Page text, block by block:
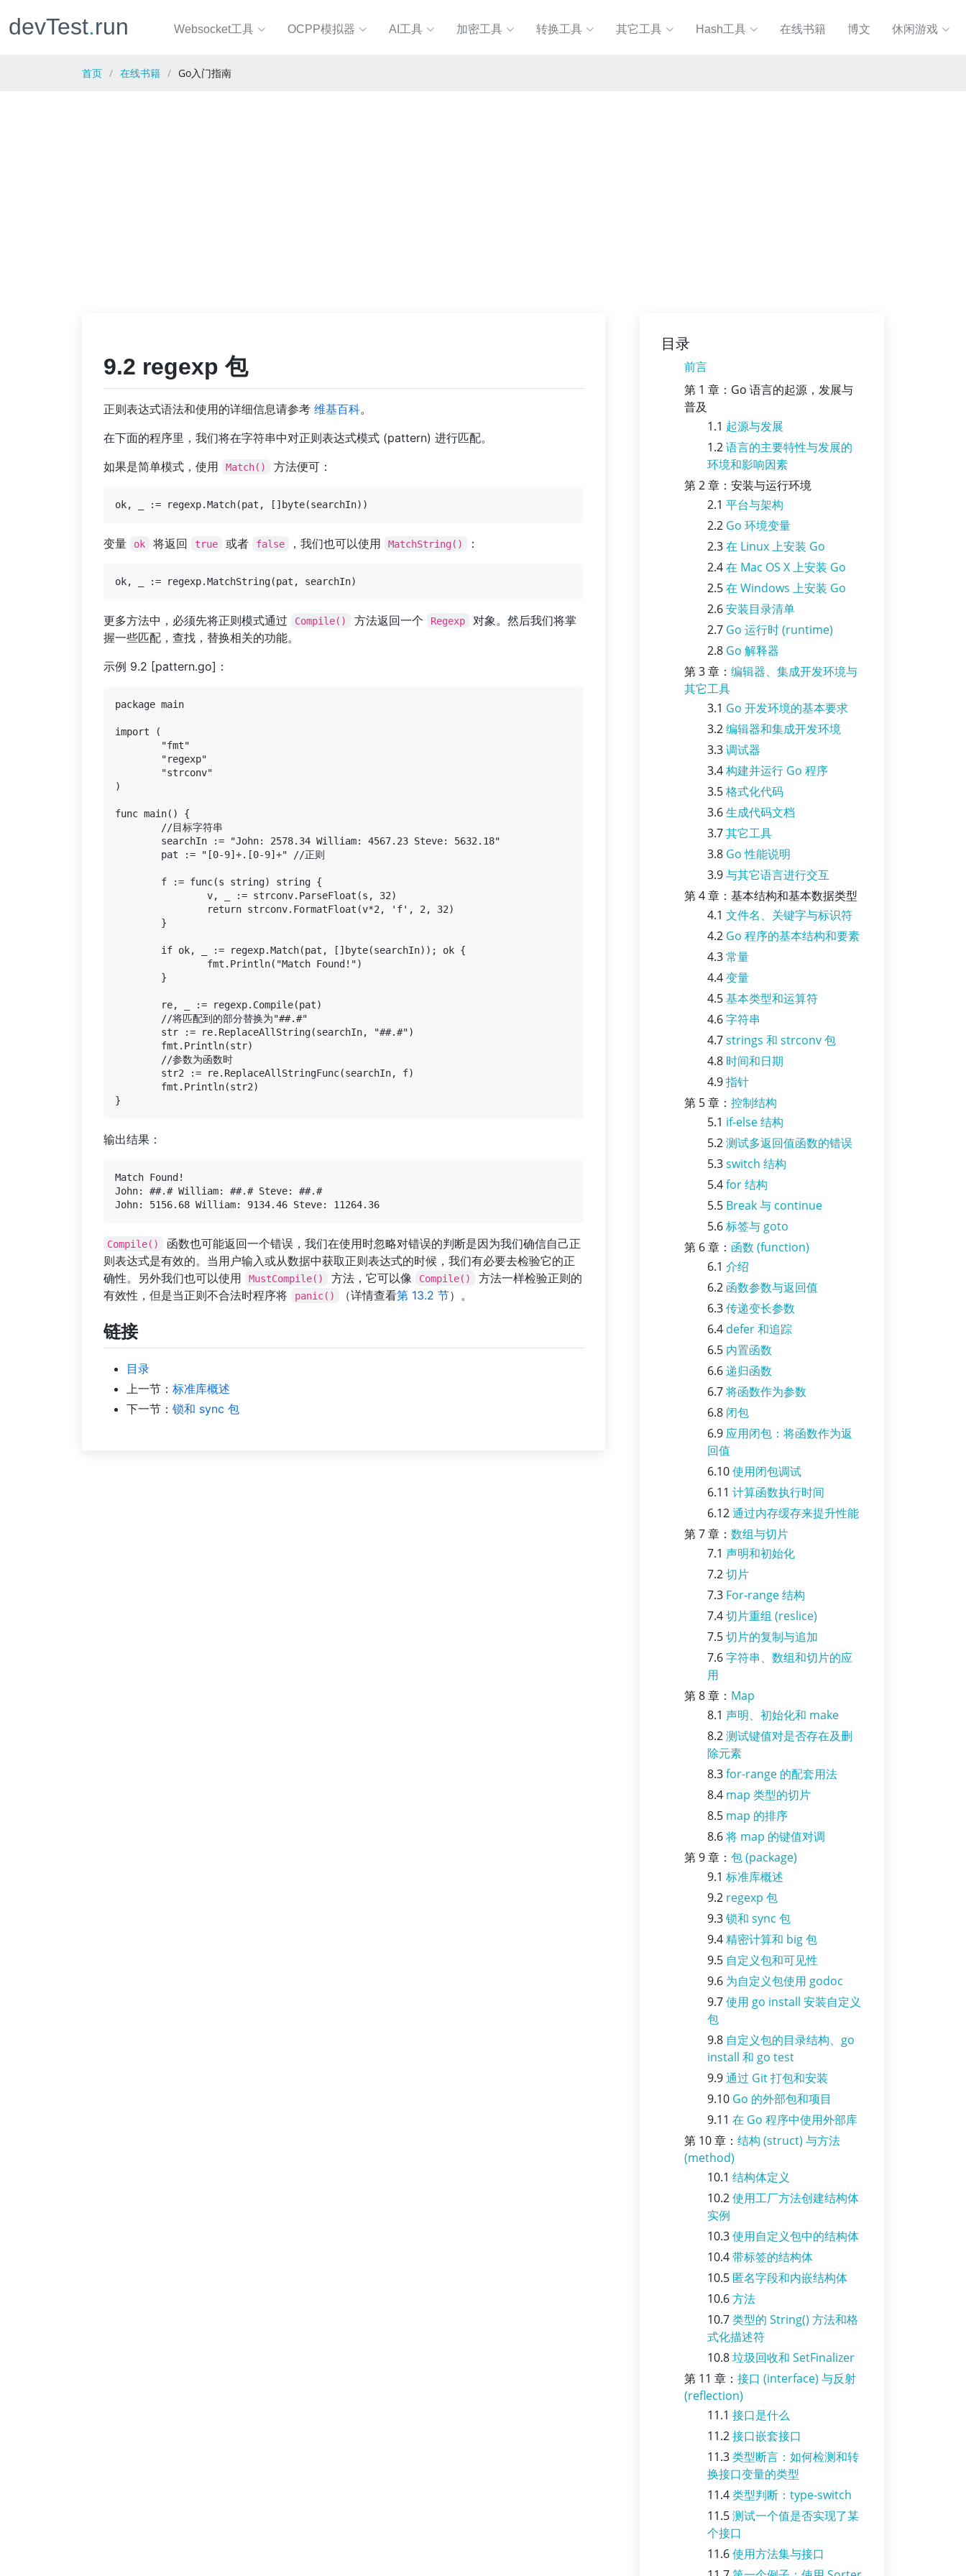
devTest.run Websocket工具 OCPP模拟器 AI工具 加密工具 转换工具 其它工具 Hash工具 在线书籍 博文 休闲游戏
首页 在线书籍 Go入门指南
9.2 regexp 包
正则表达式语法和使用的详细信息请参考 维基百科。
在下面的程序里，我们将在字符串中对正则表达式模式 (pattern) 进行匹配。
如果是简单模式，使用
Match() 方法便可：
变量 ok 将返回 true 或者 false ，我们也可以使用 MatchString() ：
更多方法中，必须先将正则模式通过 Compile() 方法返回一个 Regexp
对象。然后我们将掌
握一些匹配，查找，替换相关的功能。
示例 9.2 [pattern.go]：
package main
import (
)
func main() {
输出结果：
Match Found!
John: ##.# William: ##.# Steve: ##.#
Compile()
函数也可能返回一个错误，我们在使用时忽略对错误的判断是因为我们确信自己正
则表达式是有效的。当用户输入或从数据中获取正则表达式的时候，我们有必要去检验它的正
确性。另外我们也可以使用
MustCompile() 方法，它可以像 Compile()
方法一样检验正则的
有效性，但是当正则不合法时程序将
panic() （详情查看第 13.2 节）。
链接
目录
上一节： 标准库概述
下一节： 锁和 sync 包
目录
前言
第 1 章：Go 语言的起源，发展与
普及
1.1 起源与发展
1.2语言的主要特性与发展的
环境和影响因素
第 2 章：安装与运行环境
2.1 平台与架构
2.2 Go 环境变量
2.3在 Linux 上安装 Go
2.4在 Mac OS X 上安装 Go
2.5在 Windows 上安装 Go
2.6安装目录清单
2.7 Go 运行时 (runtime)
2.8 Go 解释器
第 3 章： 编辑器、集成开发环境与
其它工具
3.1 Go 开发环境的基本要求
3.2编辑器和集成开发环境
3.3调试器
3.4构建并运行 Go 程序
3.5格式化代码
3.6生成代码文档
3.7其它工具
3.8 Go 性能说明
3.9与其它语言进行交互
第 4 章：基本结构和基本数据类型
4.1 文件名、关键字与标识符
4.2 Go 程序的基本结构和要素
4.3常量
4.4变量
4.5基本类型和运算符
4.6字符串
4.7strings 和 strconv 包
4.8 时间和日期
4.9指针
第 5 章： 控制结构
5.1 if-else 结构
5.2测试多返回值函数的错误
5.3switch 结构
5.4for 结构
5.5 Break 与 continue
5.6标签与 goto
第 6 章： 函数 (function)
6.1 介绍
6.2 函数参数与返回值
6.3传递变长参数
6.4 defer 和追踪
6.5 内置函数
6.6递归函数
6.7将函数作为参数
6.8 闭包
6.9 应用闭包：将函数作为返
回值
6.10使用闭包调试
6.11 计算函数执行时间
6.12通过内存缓存来提升性能
第 7 章： 数组与切片
7.1 声明和初始化
7.2切片
7.3 For-range 结构
7.4切片重组 (reslice)
7.5切片的复制与追加
7.6字符串、数组和切片的应
用
第 8 章： Map
8.1 声明、初始化和 make
8.2测试键值对是否存在及删
除元素
8.3for-range 的配套用法
8.4 map 类型的切片
8.5 map 的排序
8.6将 map 的键值对调
第 9 章： 包 (package)
9.1 标准库概述
9.2 regexp 包
9.3锁和 sync 包
9.4精密计算和 big 包
9.5 自定义包和可见性
9.6 为自定义包使用 godoc
9.7使用 go install 安装自定义
包
9.8 自定义包的目录结构、go
install 和 go test
9.9通过 Git 打包和安装
9.10 Go 的外部包和项目
9.11 在 Go 程序中使用外部库
第 10 章： 结构 (struct) 与方法
(method)
10.1 结构体定义
10.2使用工厂方法创建结构体
实例
10.3使用自定义包中的结构体
10.4带标签的结构体
10.5 匿名字段和内嵌结构体
10.6方法
10.7类型的 String() 方法和格
式化描述符
10.8垃圾回收和 SetFinalizer
第 11 章： 接口 (interface) 与反射
(reflection)
11.1 接口是什么
11.2接口嵌套接口
11.3类型断言：如何检测和转
换接口变量的类型
11.4类型判断：type-switch
11.5测试一个值是否实现了某
个接口
11.6使用方法集与接口